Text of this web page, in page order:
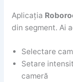
Aplicația
din segment. Ai
Selectare
Setare
cameră